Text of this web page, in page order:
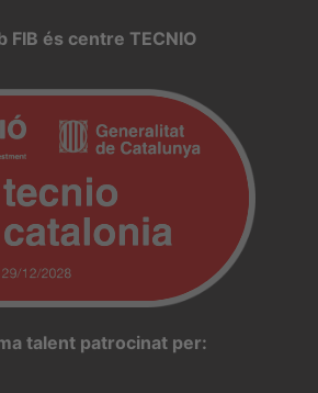
FIB és centre TECNIO
talent patrocinat per: